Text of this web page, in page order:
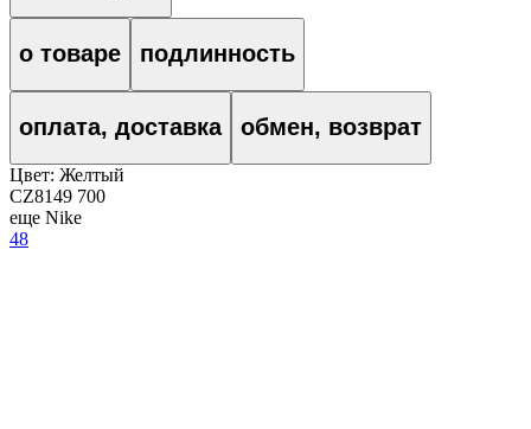
о товаре подлинность
оплата, доставка обмен, возврат
Цвет: Желтый
CZ8149 700
еще Nike
48